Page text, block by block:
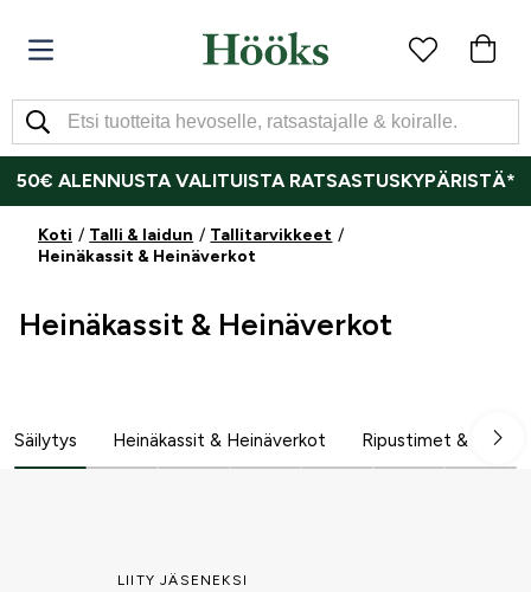
50€ ALENNUSTA VALITUISTA RATSASTUSKYPÄRISTÄ*
Koti Talli & laidun
Tallitarvikkeet
Heinäkassit & Heinäverkot
Heinäkassit & Heinäverkot
Säilytys Heinäkassit & Heinäverkot Ripustimet &
LIITY JÄSENEKSI